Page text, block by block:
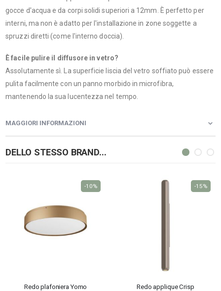
gocce d'acqua e da corpi solidi superiori a 12mm. È perfetto per
interni, ma non è adatto per l'installazione in zone soggette a
spruzzi diretti (come l'interno doccia).
È facile pulire il diffusore in vetro?
Assolutamente sì. La superficie liscia del vetro soffiato può essere
pulita facilmente con un panno morbido in microfibra,
mantenendo la sua lucentezza nel tempo.
MAGGIORI INFORMAZIONI
DELLO STESSO BRAND...
Redo plafoniera Yomo
-10%
Redo applique Crisp
-15%